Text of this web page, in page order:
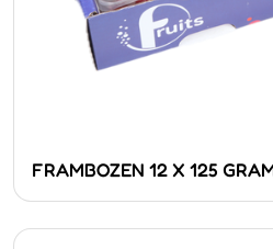
FRAMBOZEN 12 X 125